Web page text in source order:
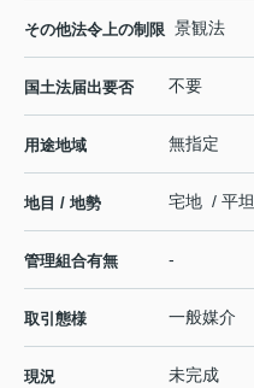
その他法令上の制限 景観法
国土法届出要否 不要
用途地域 無指定
地目 / 地勢 宅地 / 平坦
管理組合有無 -
取引態様 一般媒介
現況 未完成